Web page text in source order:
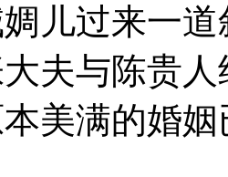
儿过来一
夫与陈贵
美满的婚姻